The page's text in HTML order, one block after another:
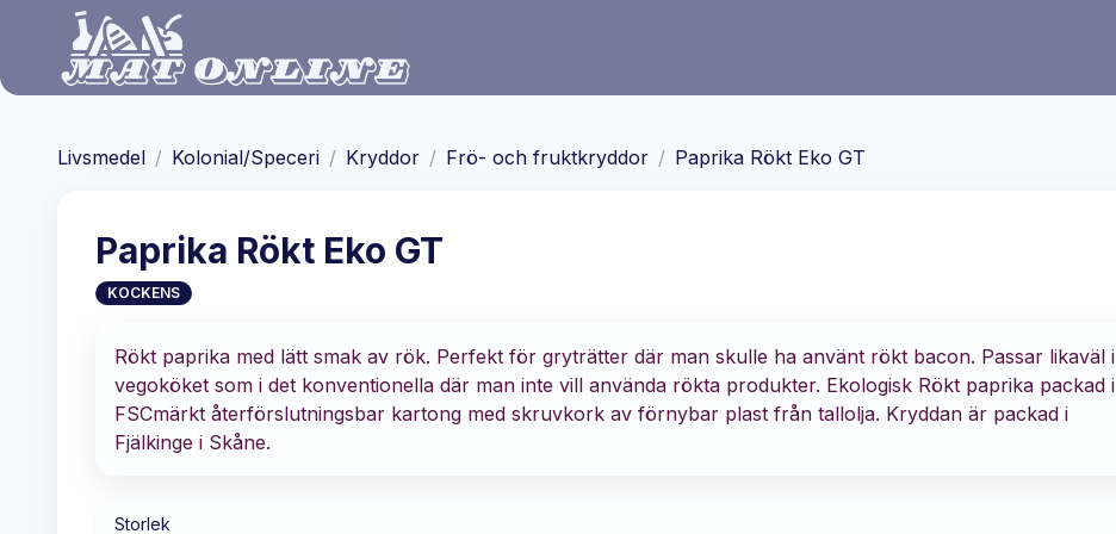
Hoppa till huvudinnehåll
Livsmedel / Kolonial/Speceri / Kryddor / Frö- och fruktkryddor / Paprika Rökt Eko GT
Paprika Rökt Eko GT
KOCKENS
Rökt paprika med lätt smak av rök. Perfekt för gryträtter där man skulle ha använt rökt bacon. Passar likaväl i
vegoköket som i det konventionella där man inte vill använda rökta produkter. Ekologisk Rökt paprika packad i
FSCmärkt återförslutningsbar kartong med skruvkork av förnybar plast från tallolja. Kryddan är packad i
Fjälkinge i Skåne.
Storlek